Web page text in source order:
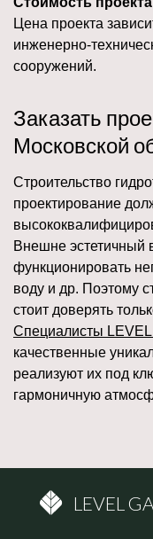
Цена проекта
инженерно-
сооружений.
Заказать
Московской
Строительство
проектирование
Внешне эстетичный
функционировать
воду и др. Поэтому
стоит доверять
Специалисты LEVEL
качественные
реализуют их под
гармоничную
LEVEL